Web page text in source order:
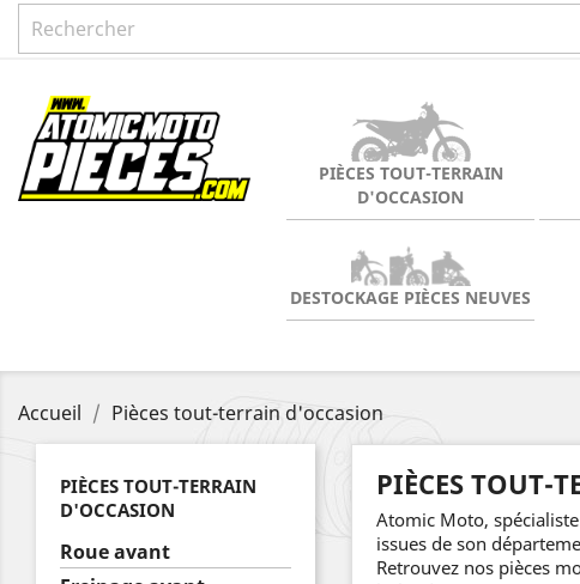
PIÈCES TOUT-TERRAIN
D'OCCASION
DESTOCKAGE PIÈCES NEUVES
Accueil Pièces tout-terrain d'occasion
PIÈCES TOUT-TERRAIN
D'OCCASION
Roue avant
PIÈCES TOUT-
Atomic Moto,
issues de son
Retrouvez nos pièces